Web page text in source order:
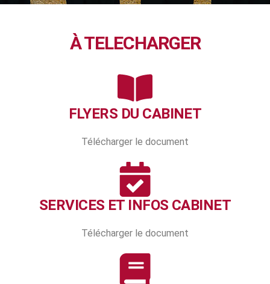
À TELECHARGER
FLYERS DU CABINET
Télécharger le document
SERVICES ET INFOS CABINET
Télécharger le document